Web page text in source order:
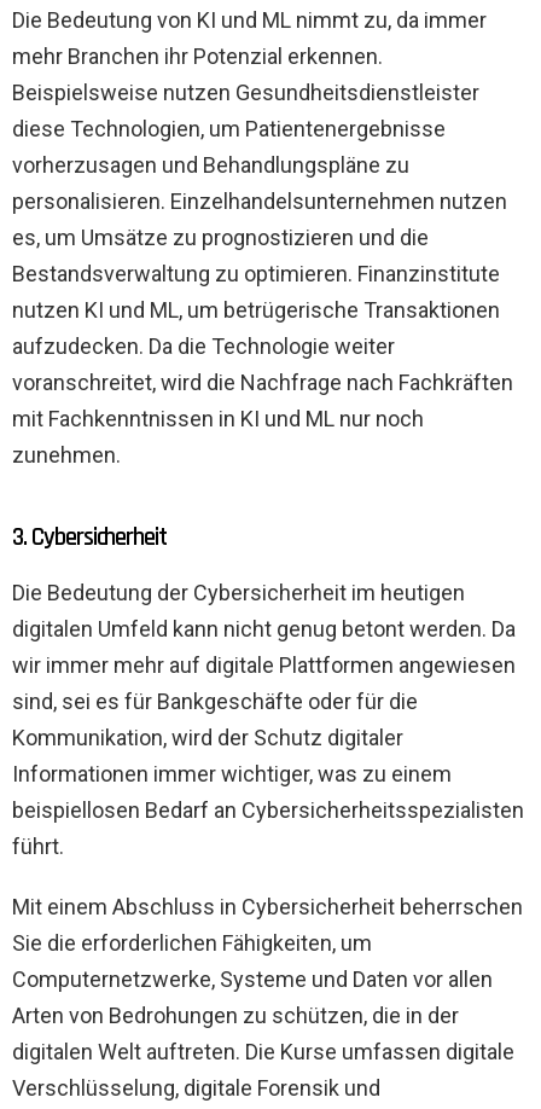
Die Bedeutung von KI und ML nimmt zu, da immer
mehr Branchen ihr Potenzial erkennen.
Beispielsweise nutzen Gesundheitsdienstleister
diese Technologien, um Patientenergebnisse
vorherzusagen und Behandlungspläne zu
personalisieren. Einzelhandelsunternehmen nutzen
es, um Umsätze zu prognostizieren und die
Bestandsverwaltung zu optimieren. Finanzinstitute
nutzen KI und ML, um betrügerische Transaktionen
aufzudecken. Da die Technologie weiter
voranschreitet, wird die Nachfrage nach Fachkräften
mit Fachkenntnissen in KI und ML nur noch
zunehmen.
3. Cybersicherheit
Die Bedeutung der Cybersicherheit im heutigen
digitalen Umfeld kann nicht genug betont werden. Da
wir immer mehr auf digitale Plattformen angewiesen
sind, sei es für Bankgeschäfte oder für die
Kommunikation, wird der Schutz digitaler
Informationen immer wichtiger, was zu einem
beispiellosen Bedarf an Cybersicherheitsspezialisten
führt.
Mit einem Abschluss in Cybersicherheit beherrschen
Sie die erforderlichen Fähigkeiten, um
Computernetzwerke, Systeme und Daten vor allen
Arten von Bedrohungen zu schützen, die in der
digitalen Welt auftreten. Die Kurse umfassen digitale
Verschlüsselung, digitale Forensik und